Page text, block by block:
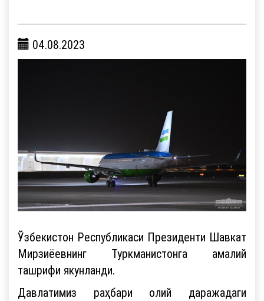
04.08.2023
Ўзбекистон Республикаси Президенти Шавкат
Мирзиёевнинг Туркманистонга амалий
ташрифи якунланди.
Давлатимиз раҳбари олий даражадаги